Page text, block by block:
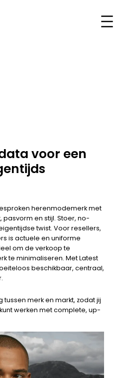
voor een
herenmodemerk met
pasvorm en stijl. Stoer, no-
twist. Voor resellers,
is actuele en uniforme
om de verkoop te
te minimaliseren. Met Latest
beschikbaar, centraal,
merk en markt, zodat jij
werken met complete, up-